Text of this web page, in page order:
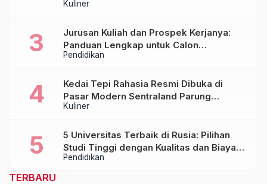
Kuliner
Pendidikan
Jurusan Kuliah dan Prospek Kerjanya:
Panduan Lengkap untuk Calon
Mahasiswa
Kuliner
Kedai Tepi Rahasia Resmi Dibuka di
Pasar Modern Sentraland Parung
Panjang, Hadirkan Sambal Rempah
Pendidikan
5 Universitas Terbaik di Rusia: Pilihan
Studi Tinggi dengan Kualitas dan Biaya
Terjangkau
TERBARU